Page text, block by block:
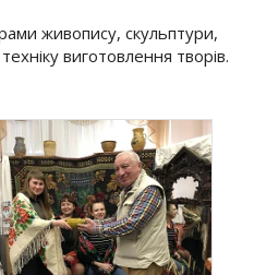
живопису, скульптури,
виготовлення творів.